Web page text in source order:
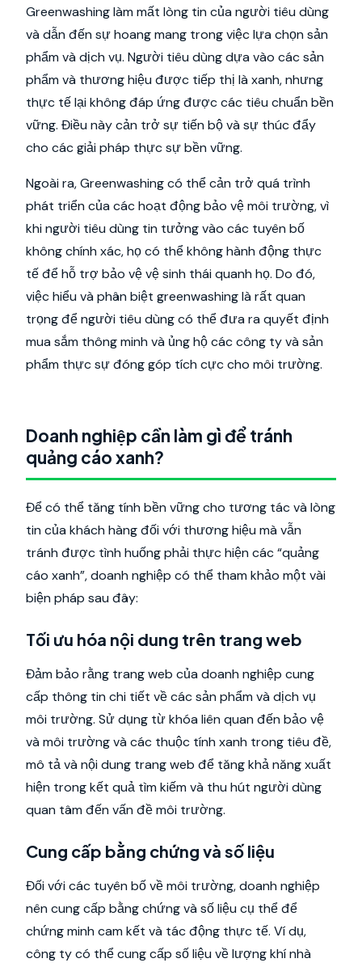
Greenwashing làm mất lòng tin của người tiêu dùng
và dẫn đến sự hoang mang trong việc lựa chọn sản
phẩm và dịch vụ. Người tiêu dùng dựa vào các sản
phẩm và thương hiệu được tiếp thị là xanh, nhưng
thực tế lại không đáp ứng được các tiêu chuẩn bền
vững. Điều này cản trở sự tiến bộ và sự thúc đẩy
cho các giải pháp thực sự bền vững.
Ngoài ra, Greenwashing có thể cản trở quá trình
phát triển của các hoạt động bảo vệ môi trường, vì
khi người tiêu dùng tin tưởng vào các tuyên bố
không chính xác, họ có thể không hành động thực
tế để hỗ trợ bảo vệ vệ sinh thái quanh họ. Do đó,
việc hiểu và phân biệt greenwashing là rất quan
trọng để người tiêu dùng có thể đưa ra quyết định
mua sắm thông minh và ủng hộ các công ty và sản
phẩm thực sự đóng góp tích cực cho môi trường.
Doanh nghiệp cần làm gì để tránh
quảng cáo xanh?
Để có thể tăng tính bền vững cho tương tác và lòng
tin của khách hàng đối với thương hiệu mà vẫn
tránh được tình huống phải thực hiện các “quảng
cáo xanh”, doanh nghiệp có thể tham khảo một vài
biện pháp sau đây:
Tối ưu hóa nội dung trên trang web
Đảm bảo rằng trang web của doanh nghiệp cung
cấp thông tin chi tiết về các sản phẩm và dịch vụ
môi trường. Sử dụng từ khóa liên quan đến bảo vệ
và môi trường và các thuộc tính xanh trong tiêu đề,
mô tả và nội dung trang web để tăng khả năng xuất
hiện trong kết quả tìm kiếm và thu hút người dùng
quan tâm đến vấn đề môi trường.
Cung cấp bằng chứng và số liệu
Đối với các tuyên bố về môi trường, doanh nghiệp
nên cung cấp bằng chứng và số liệu cụ thể để
chứng minh cam kết và tác động thực tế. Ví dụ,
công ty có thể cung cấp số liệu về lượng khí nhà